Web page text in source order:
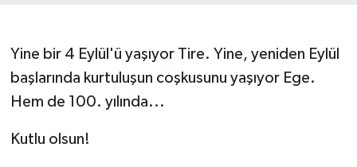
Yine bir 4 Eylül'ü yaşıyor Tire. Yine, yeniden Eylül
başlarında kurtuluşun coşkusunu yaşıyor Ege.
Hem de 100. yılında...
Kutlu olsun!